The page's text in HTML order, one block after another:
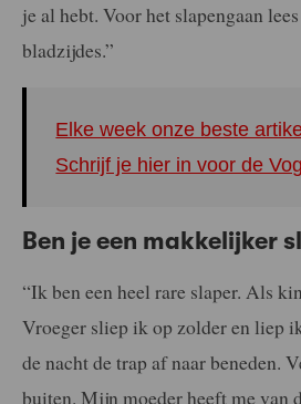
je al hebt. Voor het slapengaan
bladzijdes.”
Elke week onze beste
Schrijf je hier in voor de
Ben je een makkelijker
“Ik ben een heel rare slaper. Als
Vroeger sliep ik op zolder en liep
de nacht de trap af naar beneden.
buiten. Mijn moeder heeft me van